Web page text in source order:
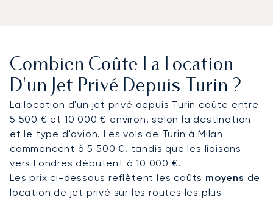
Pour votre arrivée, des transferts peuvent être
organisés à l’avance vers le centre-ville, les
vignobles ou les stations de ski situées dans les
Alpes.
Nous organisons des vols vers le nord de l’Italie
tout au long de l’année et connaissons les
périodes de forte activité liées à la saison
hivernale et aux événements professionnels.
Notre équipe vous accompagne dans
Combien Coûte La Location
D'un Jet Privé Depuis Turin ?
La location d'un jet privé depuis Turin coûte entre
5 500 € et 10 000 € environ, selon la destination
et le type d'avion. Les vols de Turin à Milan
commencent à 5 500 €, tandis que les liaisons
vers Londres débutent à 10 000 €.
Les prix ci-dessous reflètent les coûts moyens de
location de jet privé sur les routes les plus